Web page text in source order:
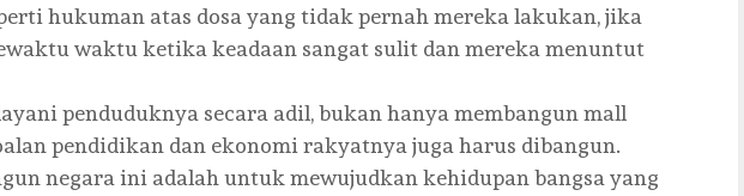
hukuman atas dosa yang tidak pernah mereka lakukan, jika
waktu ketika keadaan sangat sulit dan mereka menuntut
penduduknya secara adil, bukan hanya membangun mall
pendidikan dan ekonomi rakyatnya juga harus dibangun.
negara ini adalah untuk mewujudkan kehidupan bangsa yang